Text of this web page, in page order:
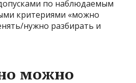
по наблюдаемым
критериями «можно
нужно разбирать и
можно